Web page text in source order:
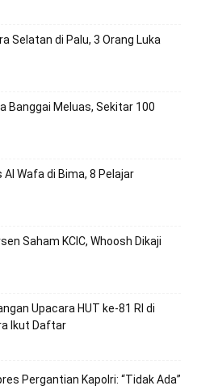
Selatan di Palu, 3 Orang Luka
Banggai Meluas, Sekitar 100
Wafa di Bima, 8 Pelajar
Saham KCIC, Whoosh Dikaji
Upacara HUT ke-81 RI di
Ikut Daftar
Pergantian Kapolri: “Tidak Ada”